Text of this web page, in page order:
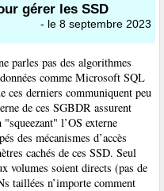
gérer les SSD
- le 8 septembre 2023
parles pas des algorithmes
comme Microsoft SQL
ces derniers communiquent peu
de ces SGBDR assurent
l’OS externe
des mécanismes d’accès
cachés de ces SSD. Seul
volumes soient directs (pas de
taillées n’importe comment